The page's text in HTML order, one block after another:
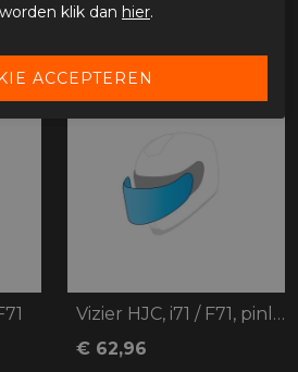
PRODUCTEN
Vizier HJC, i71 / F71, pinlock voorberei
€ 62,96
klik dan hier.